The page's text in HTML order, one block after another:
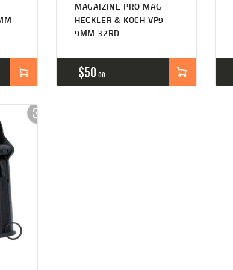
MAGAIZINE PRO MAG
HECKLER & KOCH VP9
9MM 32RD
$50 00